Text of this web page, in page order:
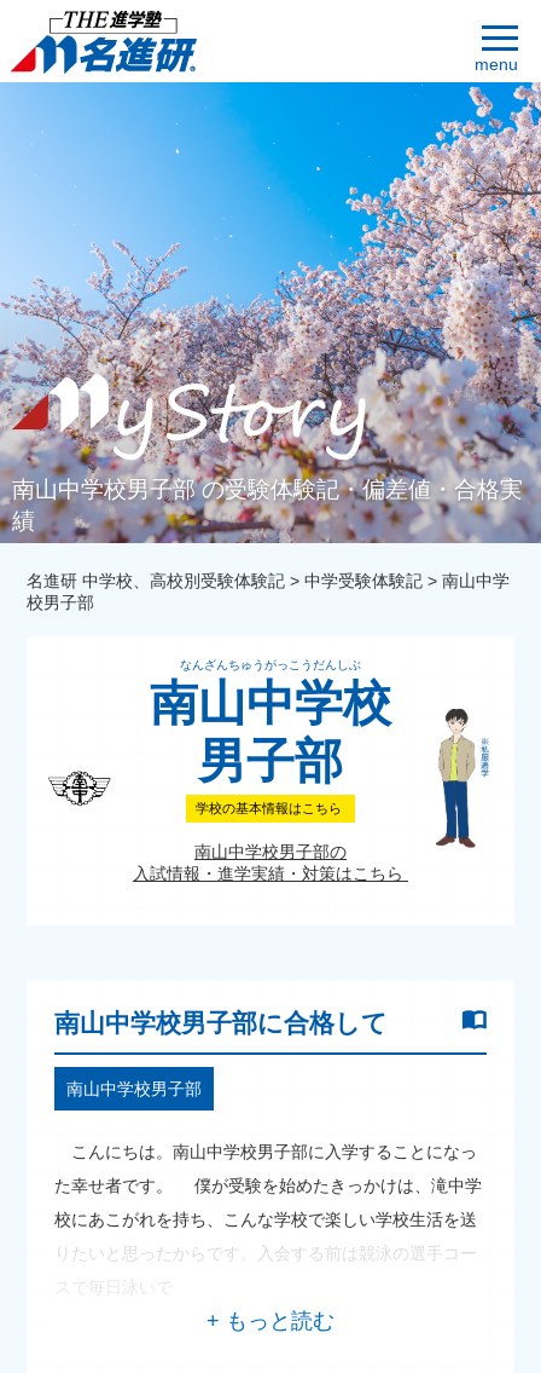
menu
南山中学校男子部 の受験体験記・偏差値・合格実
績
名進研 中学校、高校別受験体験記 >中学受験体験記 >南山中学
校男子部
なんざんちゅうがっこうだんしぶ
南山中学校
男子部
学校の基本情報はこちら
南山中学校男子部の
入試情報・進学実績・対策はこちら
南山中学校男子部に合格して
南山中学校男子部
こんにちは。南山中学校男子部に入学することになっ
た幸せ者です。 僕が受験を始めたきっかけは、滝中学
校にあこがれを持ち、こんな学校で楽しい学校生活を送
りたいと思ったからです。入会する前は競泳の選手コー
スで毎日泳いで